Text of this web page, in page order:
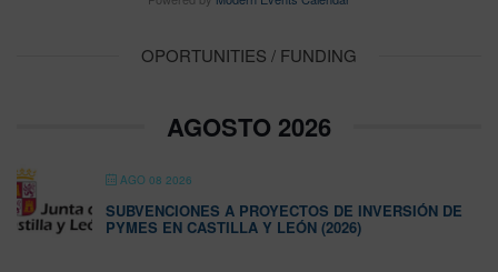
OPORTUNITIES / FUNDING
AGOSTO 2026
AGO 08 2026
SUBVENCIONES A PROYECTOS DE INVERSIÓN DE
PYMES EN CASTILLA Y LEÓN (2026)